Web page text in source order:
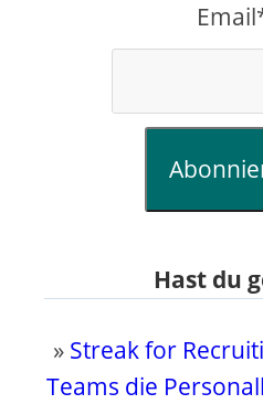
Hast du
» Streak for
Teams die